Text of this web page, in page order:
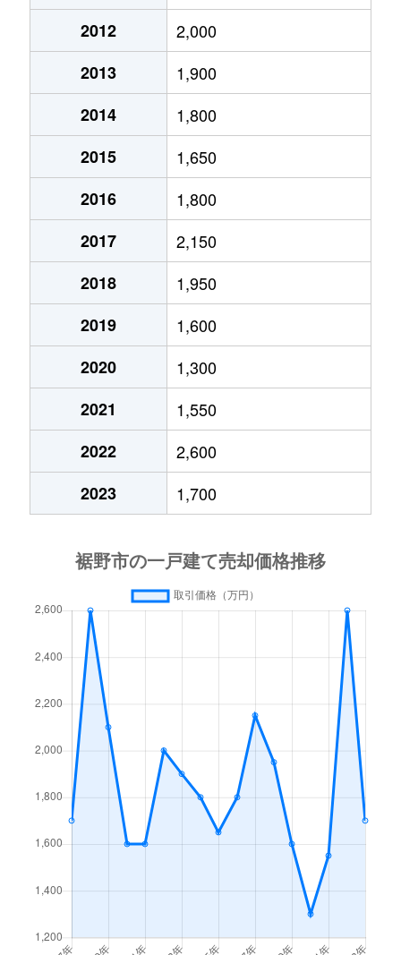
750万円 岩波
1,200万円 岩波
580万円 岩波
900万円 岩波
500万円 岩波
550万円 岩波
1,900万円 岩波
千福が丘
550万円 裾野
千福が丘
2,200万円 裾野
千福が丘
1,000万円 裾野
千福が丘
600万円 裾野
千福が丘
1,100万円 裾野
徒歩45分
茶畑
徒歩11分
茶畑
徒歩2分
富沢
2,300万円 裾野
徒歩19分
平松
1,800万円 裾野
徒歩19分
平松
510万円 裾野
徒歩1分
平松
徒歩4分
徒歩14分
2012
2,000
2013
1,900
2014
1,800
2015
1,650
2016
1,800
2017
2,150
2018
1,950
2019
1,600
2020
1,300
2021
1,550
2022
2,600
2023
1,700